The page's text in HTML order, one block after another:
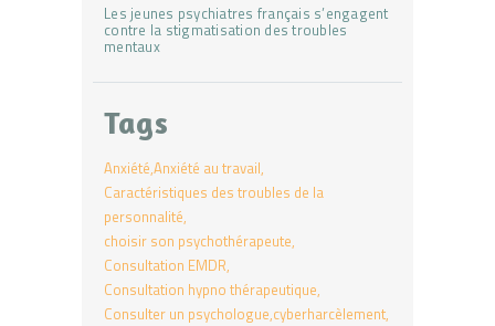
Les jeunes psychiatres français s’engagent
contre la stigmatisation des troubles
mentaux
Tags
Anxiété Anxiété au travail
Caractéristiques des troubles de la
personnalité
choisir son psychothérapeute
Consultation EMDR
Consultation hypno thérapeutique
Consulter un psychologue cyberharcèlement